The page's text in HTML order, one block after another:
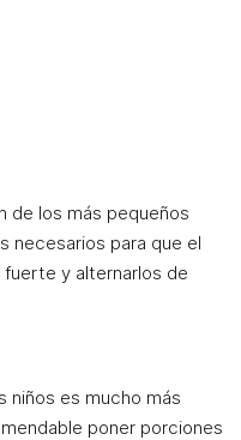
de los más pequeños
necesarios para que el
y alternarlos de
niños es mucho más
poner porciones